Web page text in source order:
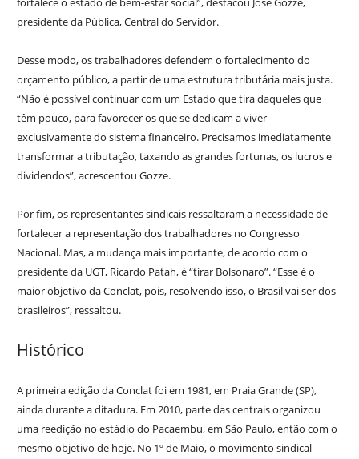
presidente da Pública, Central do Servidor.
Desse modo, os trabalhadores defendem o fortalecimento do
orçamento público, a partir de uma estrutura tributária mais justa.
“Não é possível continuar com um Estado que tira daqueles que
têm pouco, para favorecer os que se dedicam a viver
exclusivamente do sistema financeiro. Precisamos imediatamente
transformar a tributação, taxando as grandes fortunas, os lucros e
dividendos”, acrescentou Gozze.
Por fim, os representantes sindicais ressaltaram a necessidade de
fortalecer a representação dos trabalhadores no Congresso
Nacional. Mas, a mudança mais importante, de acordo com o
presidente da UGT, Ricardo Patah, é “tirar Bolsonaro”. “Esse é o
maior objetivo da Conclat, pois, resolvendo isso, o Brasil vai ser dos
brasileiros”, ressaltou.
Histórico
A primeira edição da Conclat foi em 1981, em Praia Grande (SP),
ainda durante a ditadura. Em 2010, parte das centrais organizou
uma reedição no estádio do Pacaembu, em São Paulo, então com o
mesmo objetivo de hoje. No 1º de Maio, o movimento sindical